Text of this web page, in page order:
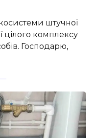
штучної
цілого комплексу
Господарю,